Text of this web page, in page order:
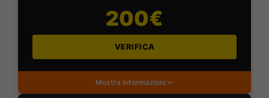
200€
VERIFICA
Mostra Informazioni